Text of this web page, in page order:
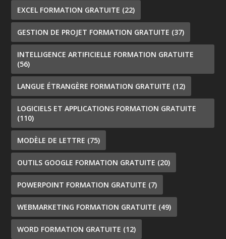
EXCEL FORMATION GRATUITE (22)
GESTION DE PROJET FORMATION GRATUITE (37)
INTELLIGENCE ARTIFICIELLE FORMATION GRATUITE
(56)
LANGUE ÉTRANGÈRE FORMATION GRATUITE (12)
LOGICIELS ET APPLICATIONS FORMATION GRATUITE
(110)
MODÈLE DE LETTRE (75)
OUTILS GOOGLE FORMATION GRATUITE (20)
POWERPOINT FORMATION GRATUITE (7)
WEBMARKETING FORMATION GRATUITE (49)
WORD FORMATION GRATUITE (12)